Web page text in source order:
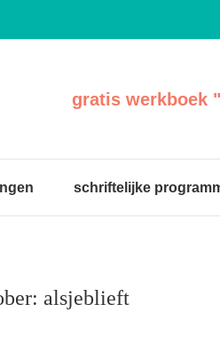
gratis werkboek
schriftelijke
alsjeblieft